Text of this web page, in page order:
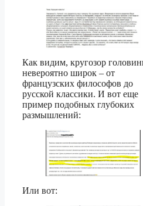
Как видим, кругозор
невероятно широк – от
французских философов до
русской классики. И вот еще
пример подобных глубоких
размышлений:
Или вот: